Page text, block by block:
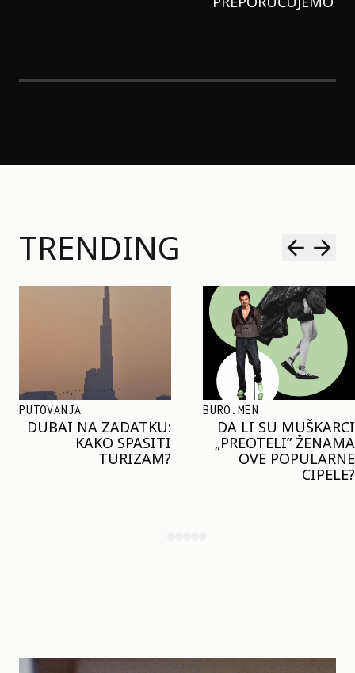
TRENDING
BURO.MEN
DA LI SU MUŠKARCI
„PREOTELI” ŽENAMA
OVE POPULARNE
TRENDOVI
KLJUČNI TREND LETA:
MARGO ROBI I HEJLI
BIBER NOSE ISTI
MODNI DETALJ